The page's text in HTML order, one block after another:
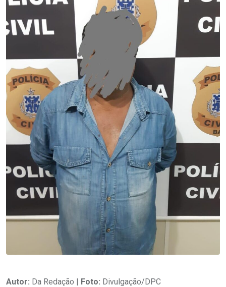
Autor: Da Redação | Foto: Divulgação/DPC